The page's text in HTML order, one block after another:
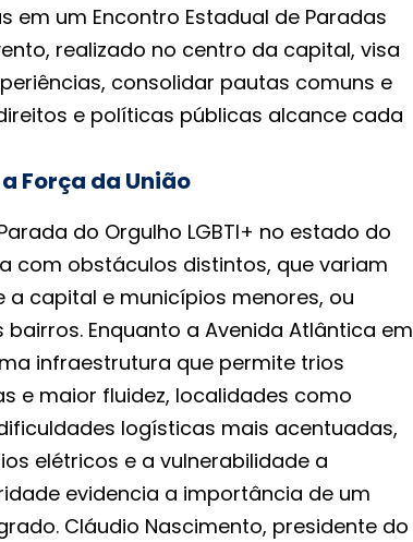
em um Encontro Estadual de Paradas
realizado no centro da capital, visa
consolidar pautas comuns e
e políticas públicas alcance cada
Força da União
do Orgulho LGBTI+ no estado do
com obstáculos distintos, que variam
capital e municípios menores, ou
Enquanto a Avenida Atlântica em
infraestrutura que permite trios
e maior fluidez, localidades como
logísticas mais acentuadas,
elétricos e a vulnerabilidade a
evidencia a importância de um
Cláudio Nascimento, presidente do